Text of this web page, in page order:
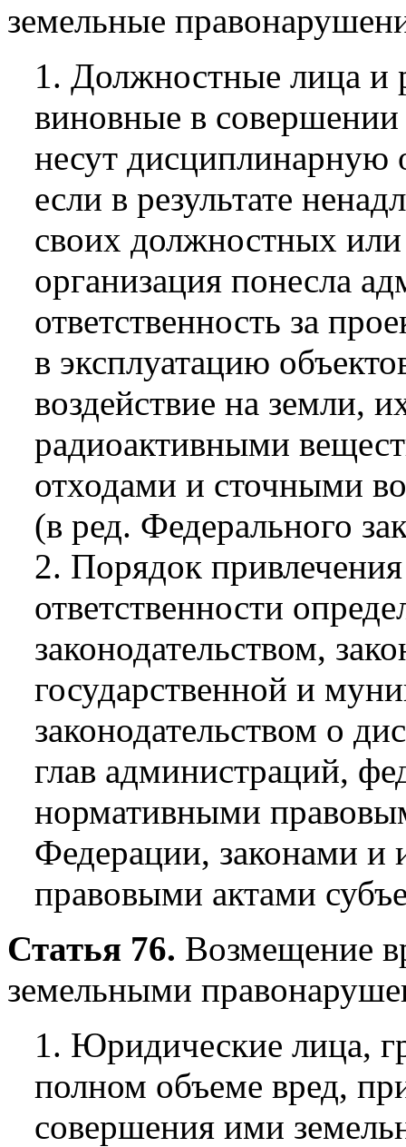
земельные
1. Должностные лица и
виновные в
несут дисциплинарную
если в результате
своих должностных
организация понесла
ответственность за
в эксплуатацию
воздействие на земли,
радиоактивными
отходами и сточными
(в ред. Федерального
2. Порядок
ответственности
законодательством,
государственной и
законодательством о
глав администраций,
нормативными
Федерации, законами
правовыми актами
Статья 76. Возмещение
земельными
1. Юридические лица,
полном объеме вред,
совершения ими